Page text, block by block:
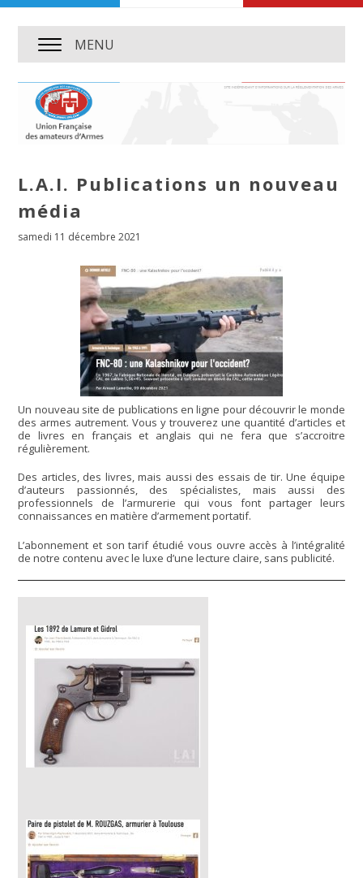
MENU
L.A.I. Publications un nouveau
média
samedi 11 décembre 2021
Un nouveau site de publications en ligne pour découvrir le monde
des armes autrement. Vous y trouverez une quantité d’articles et
de livres en français et anglais qui ne fera que s’accroitre
régulièrement.
Des articles, des livres, mais aussi des essais de tir. Une équipe
d’auteurs passionnés, des spécialistes, mais aussi des
professionnels de l’armurerie qui vous font partager leurs
connaissances en matière d’armement portatif.
L’abonnement et son tarif étudié vous ouvre accès à l’intégralité
de notre contenu avec le luxe d’une lecture claire, sans publicité.